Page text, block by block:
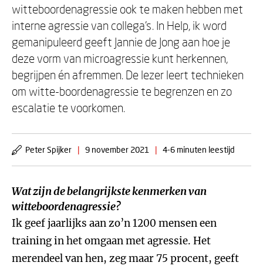
witteboordenagressie ook te maken hebben met
interne agressie van collega’s. In Help, ik word
gemanipuleerd geeft Jannie de Jong aan hoe je
deze vorm van microagressie kunt herkennen,
begrijpen én afremmen. De lezer leert technieken
om witte-boordenagressie te begrenzen en zo
escalatie te voorkomen.
Peter Spijker | 9 november 2021 | 4-6 minuten leestijd
Wat zijn de belangrijkste kenmerken van
witteboordenagressie?
Ik geef jaarlijks aan zo’n 1200 mensen een
training in het omgaan met agressie. Het
merendeel van hen, zeg maar 75 procent, geeft